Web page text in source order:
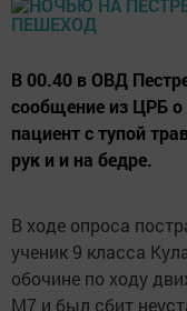
В 00.40 в ОВД
сообщение из ЦРБ о
пациент с тупой
рук и и на бедре.
В ходе опроса
ученик 9 класса
обочине по ходу
М7 и был сбит